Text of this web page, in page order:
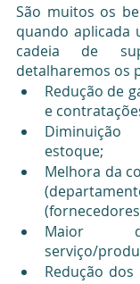
São muitos os
quando aplicada
cadeia de
detalharemos os
Redução de
e
estoque;
Melhora da
Maior
serviço/
Redução